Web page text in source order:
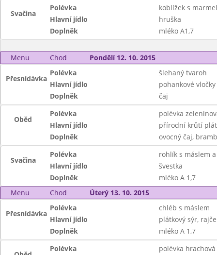
Svačina
Polévka
koblížek s
Hlavní jídlo
hruška
Doplněk
mléko A1,7
Menu Chod Pondělí 12. 10. 2015
Přesnídávka
Polévka
šlehaný tvaroh
Hlavní jídlo
pohankové vločky
Doplněk
čaj
Oběd
Polévka
polévka
Hlavní jídlo
přírodní krůtí
Doplněk
ovocný čaj,
Svačina
Polévka
rohlík s máslem
Hlavní jídlo
švestka
Doplněk
mléko A 1,7
Menu
Chod Úterý 13. 10. 2015
Přesnídávka
Polévka
chléb s máslem
Hlavní jídlo
plátkový sýr, rajče
Doplněk
mléko A 1,7
Polévka
polévka hrachová